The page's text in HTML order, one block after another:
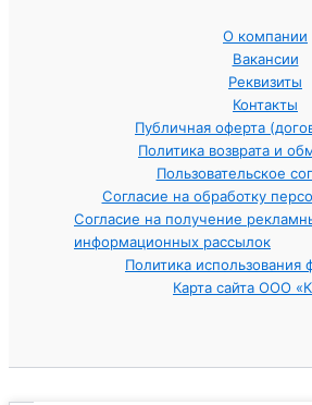
О компании
Вакансии
Реквизиты
Контакты
Публичная оферта
Политика возврата и
Пользовательское
Согласие на обработку
Согласие на получение
информационных рассылок
Политика использования
Карта сайта ООО